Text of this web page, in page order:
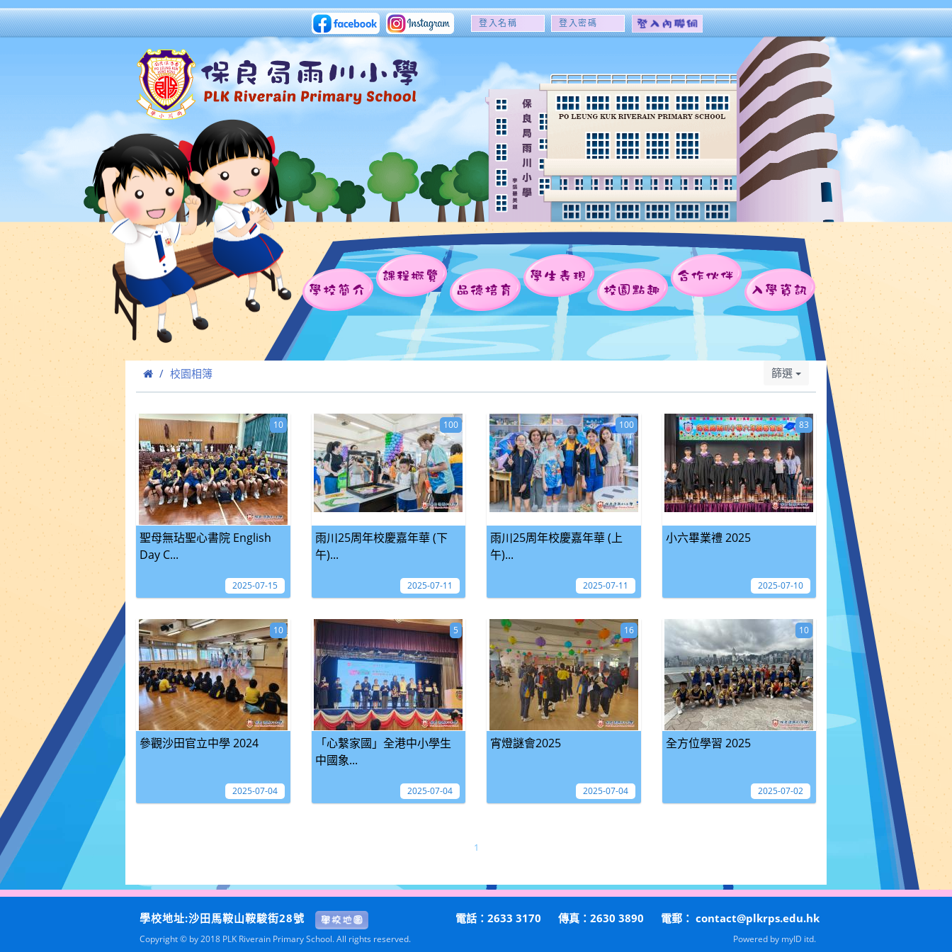
登
名
稱
登
密
碼
學校簡介
課程概覽
品德培育
學生表現
校園點趣
合作伙伴
入學資訊
校園相簿 篩選
聖母無玷聖心書院 English
Day C...
10
2025-07-15
雨川25周年校慶嘉年華 (下
午)...
100
2025-07-11
雨川25周年校慶嘉年華 (上
午)...
100
2025-07-11
小六畢業禮 2025
83
2025-07-10
參觀沙田官立中學 2024
10
2025-07-04
「心繫家國」全港中小學生
中國象...
5
2025-07-04
宵燈謎會2025
16
2025-07-04
全方位學習 2025
10
2025-07-02
1
學校地址:沙田馬鞍山鞍駿街28號 電話：2633 3170 傳真：2630 3890 電郵： contact@plkrps.edu.hk
Copyright © by 2018 PLK Riverain Primary School. All rights reserved. Powered by myID itd.